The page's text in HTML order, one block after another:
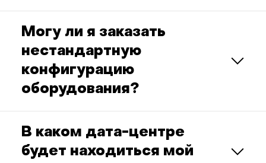
Могу ли я заказать
нестандартную
конфигурацию
оборудования?
В каком дата-центре
будет находиться мой